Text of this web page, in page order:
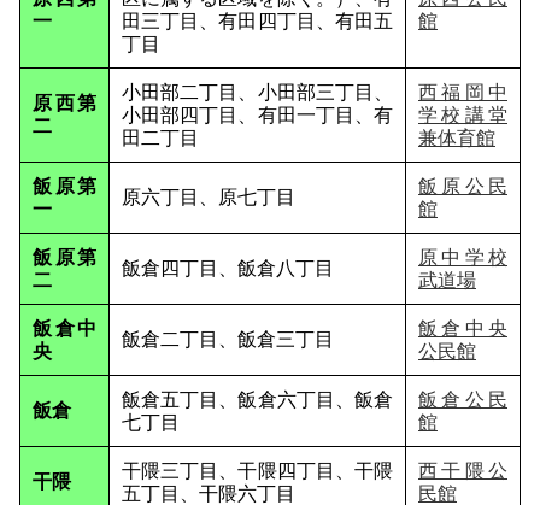
一
田三丁目、有田四丁目、有田五
丁目
館
原西第
二
小田部二丁目、小田部三丁目、
小田部四丁目、有田一丁目、有
田二丁目
西福岡中
学校講堂
兼体育館
飯原第
一
原六丁目、原七丁目
飯原公民
館
飯原第
二
飯倉四丁目、飯倉八丁目
原中学校
武道場
飯倉中
央
飯倉二丁目、飯倉三丁目
飯倉中央
公民館
飯倉
飯倉五丁目、飯倉六丁目、飯倉
七丁目
飯倉公民
館
干隈
干隈三丁目、干隈四丁目、干隈
五丁目、干隈六丁目
西干隈公
民館